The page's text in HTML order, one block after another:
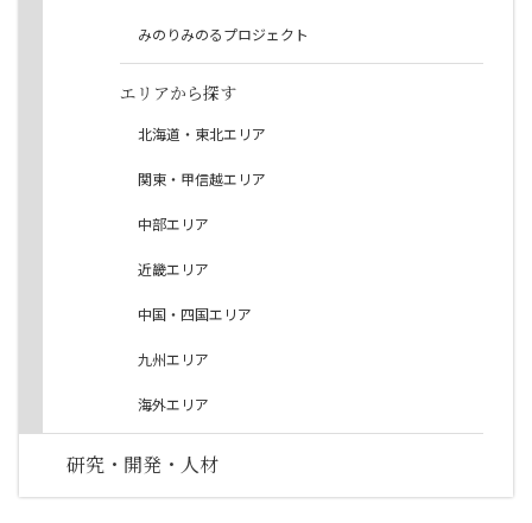
みのりみのるプロジェクト
エリアから探す
北海道・東北エリア
関東・甲信越エリア
中部エリア
近畿エリア
中国・四国エリア
九州エリア
海外エリア
研究・開発・人材